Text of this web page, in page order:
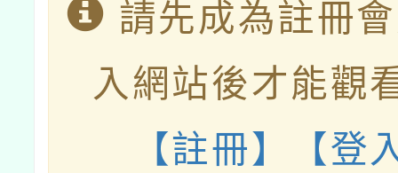
請先成為註冊
入網站後才能觀
【註冊】
【登